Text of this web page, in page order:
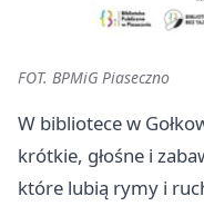
FOT. BPMiG Piaseczno
W bibliotece w
krótkie, głośne i
które lubią rymy i